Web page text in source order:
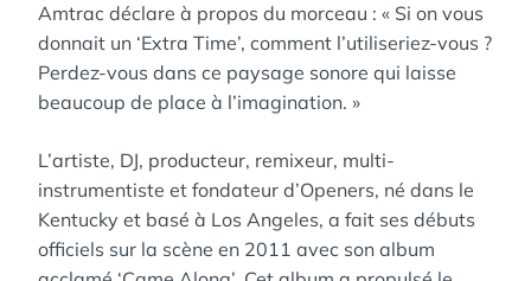
Amtrac déclare à propos du morceau : « Si on vous
donnait un ‘Extra Time’, comment l’utiliseriez-vous ?
Perdez-vous dans ce paysage sonore qui laisse
beaucoup de place à l’imagination. »
L’artiste, DJ, producteur, remixeur, multi-
instrumentiste et fondateur d’Openers, né dans le
Kentucky et basé à Los Angeles, a fait ses débuts
officiels sur la scène en 2011 avec son album